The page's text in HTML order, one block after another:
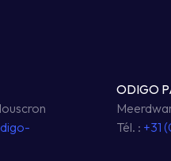
ODIGO
Tél. : +31